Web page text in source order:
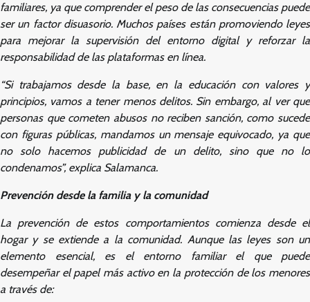
familiares, ya que comprender el peso de las consecuencias puede
ser un factor disuasorio. Muchos países están promoviendo leyes
para mejorar la supervisión del entorno digital y reforzar la
responsabilidad de las plataformas en línea.
“Si trabajamos desde la base, en la educación con valores y
principios, vamos a tener menos delitos. Sin embargo, al ver que
personas que cometen abusos no reciben sanción, como sucede
con figuras públicas, mandamos un mensaje equivocado, ya que
no solo hacemos publicidad de un delito, sino que no lo
condenamos”, explica Salamanca.
Prevención desde la familia y la comunidad
La prevención de estos comportamientos comienza desde el
hogar y se extiende a la comunidad. Aunque las leyes son un
elemento esencial, es el entorno familiar el que puede
desempeñar el papel más activo en la protección de los menores
a través de: